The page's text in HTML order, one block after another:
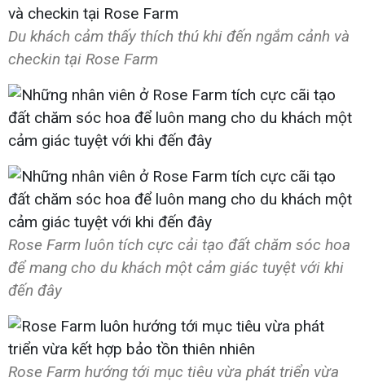
Du khách cảm thấy thích thú khi đến ngắm cảnh và
checkin tại Rose Farm
Rose Farm luôn tích cực cải tạo đất chăm sóc hoa
để mang cho du khách một cảm giác tuyệt với khi
đến đây
Rose Farm hướng tới mục tiêu vừa phát triển vừa